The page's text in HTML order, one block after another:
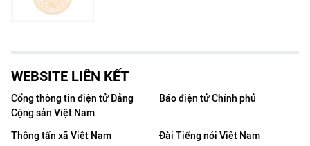
WEBSITE LIÊN KẾT
Cổng thông tin điện tử Đảng
Cộng sản Việt Nam
Báo điện tử Chính phủ
Thông tấn xã Việt Nam
Đài Tiếng nói Việt Nam